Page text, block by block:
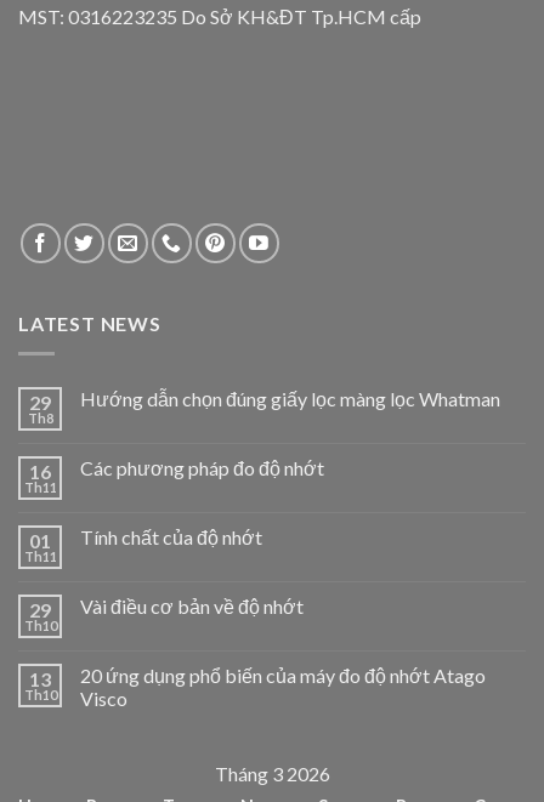
MST: 0316223235 Do Sở KH&ĐT Tp.HCM cấp
LATEST NEWS
29
Th8
Hướng dẫn chọn đúng giấy lọc màng lọc Whatman
16
Th11
Các phương pháp đo độ nhớt
01
Th11
Tính chất của độ nhớt
29
Th10
Vài điều cơ bản về độ nhớt
13
Th10
20 ứng dụng phổ biến của máy đo độ nhớt Atago
Visco
Tháng 3 2026